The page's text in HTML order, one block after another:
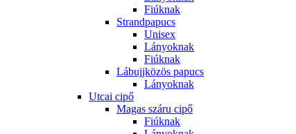
Fiúknak
Strandpapucs
Unisex
Lányoknak
Fiúknak
Lábujjközös papucs
Lányoknak
Utcai cipő
Magas száru cipő
Fiúknak